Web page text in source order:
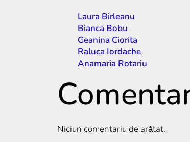
Laura Birleanu
Bianca Bobu
Geanina Ciorita
Raluca Iordache
Anamaria Rotariu
Niciun comentariu de arătat.